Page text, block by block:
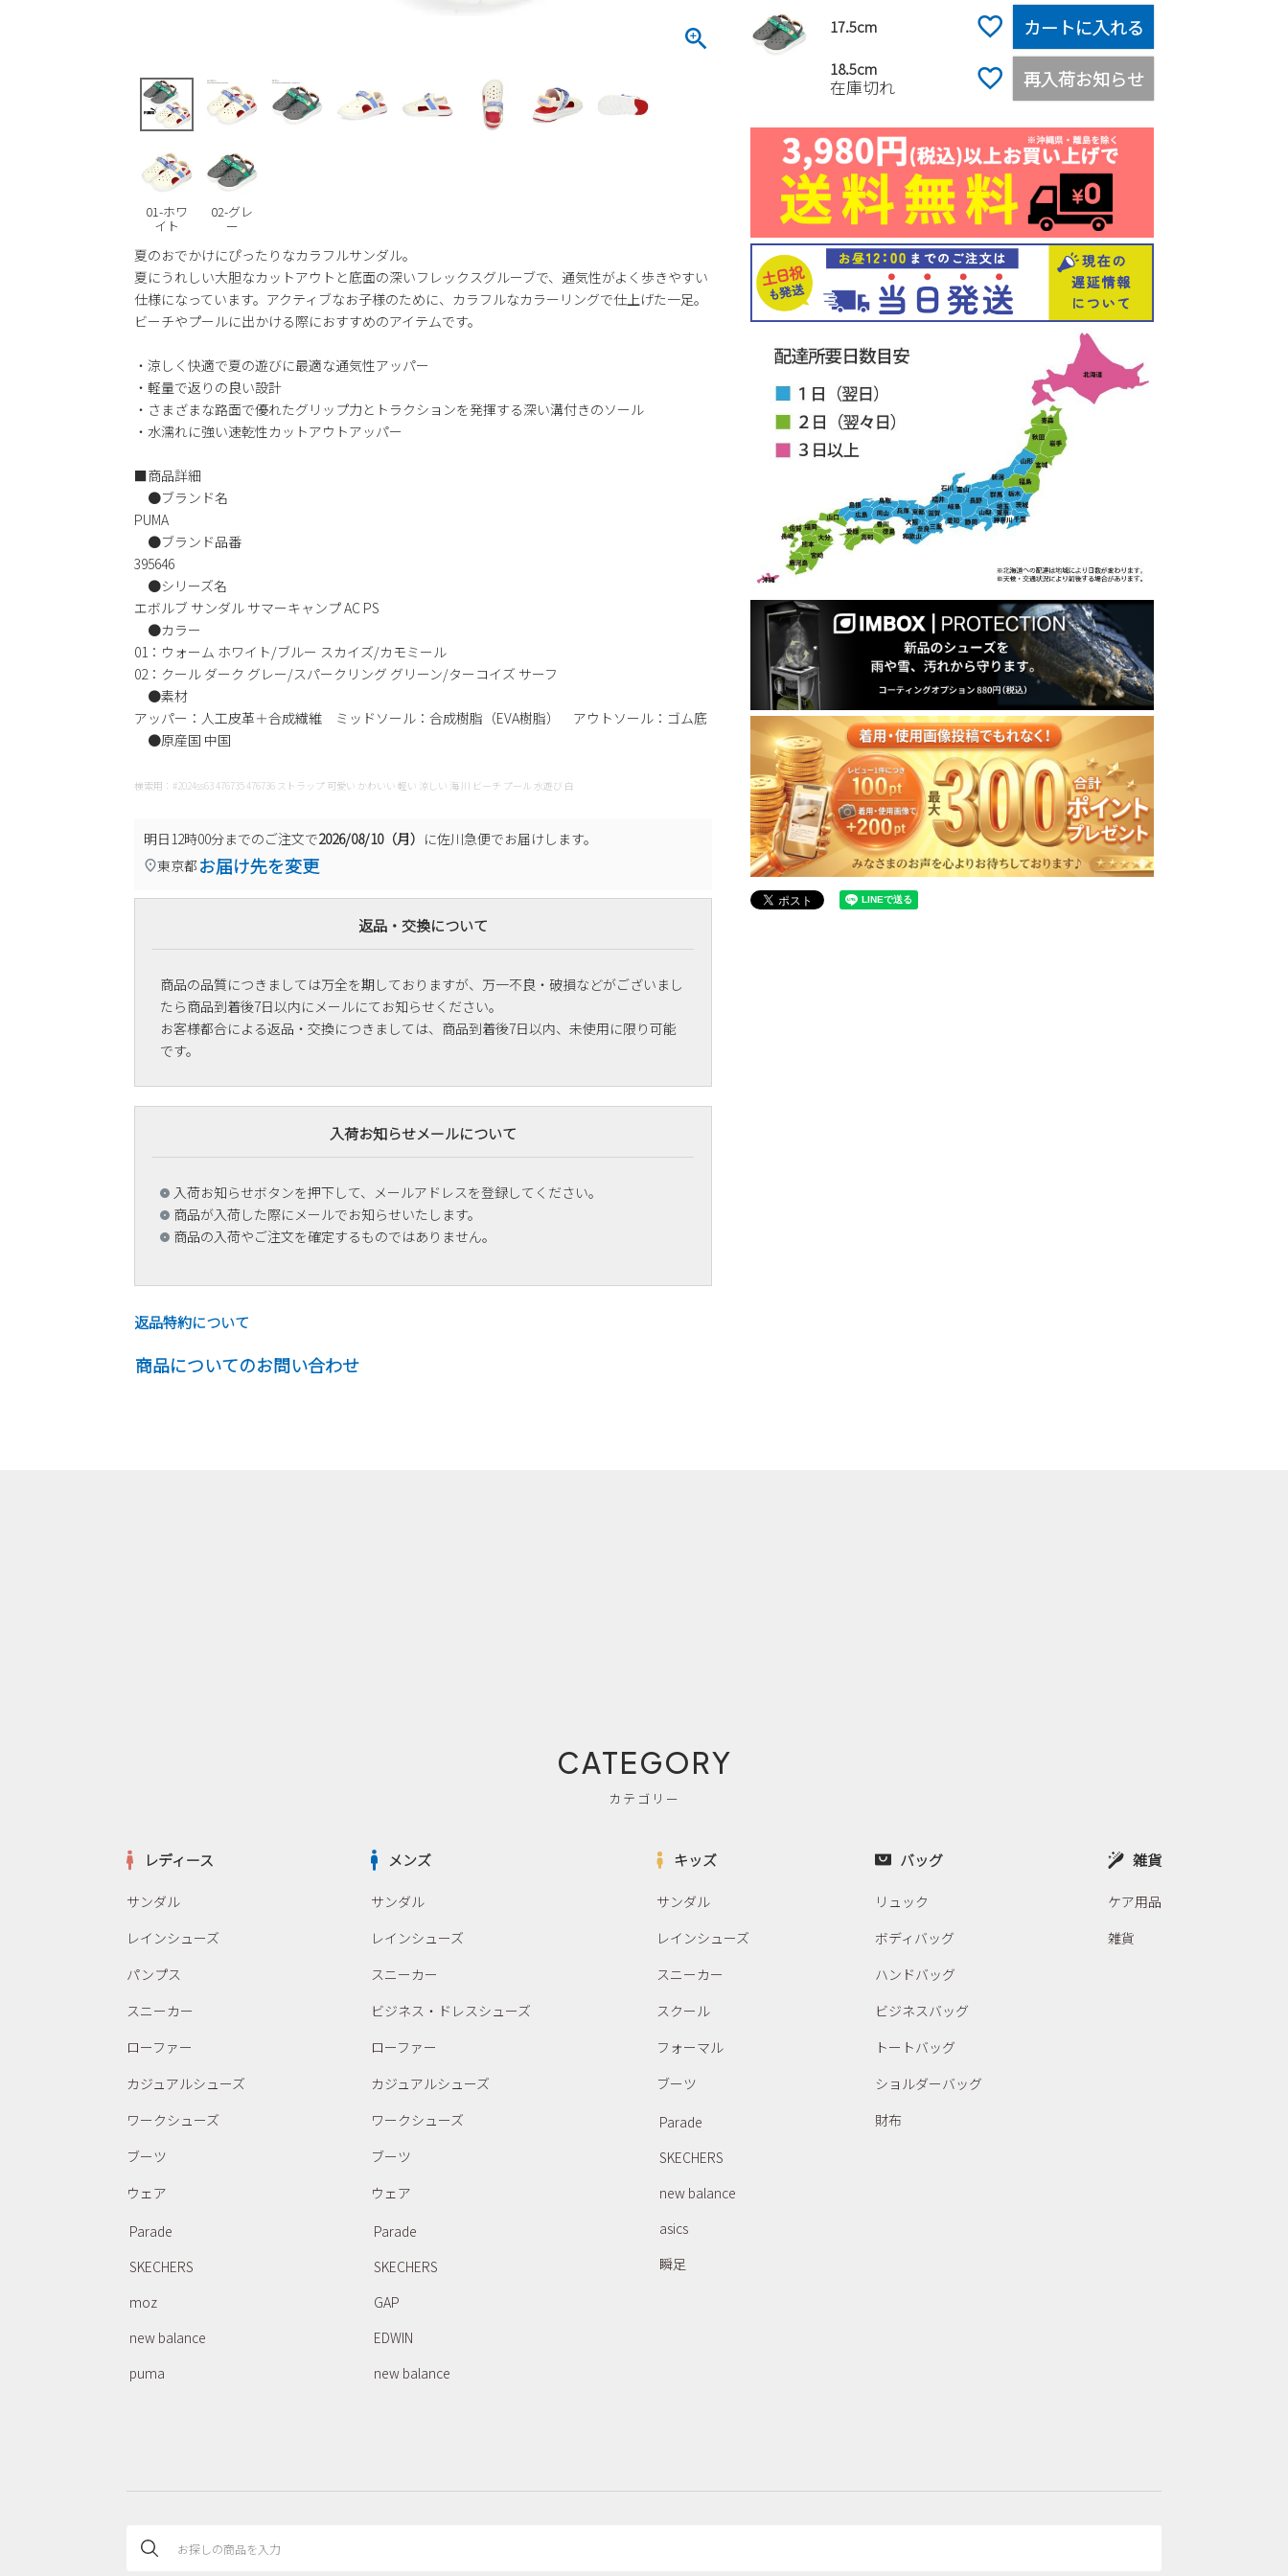
01-ホワ
イト
02-グレ
ー
夏のおでかけにぴったりなカラフルサンダル。
夏にうれしい大胆なカットアウトと底面の深いフレックスグルーブで、通気性がよく歩きやすい
仕様になっています。アクティブなお子様のために、カラフルなカラーリングで仕上げた一足。
ビーチやプールに出かける際におすすめのアイテムです。
・涼しく快適で夏の遊びに最適な通気性アッパー
・軽量で返りの良い設計
・さまざまな路面で優れたグリップ力とトラクションを発揮する深い溝付きのソール
・水濡れに強い速乾性カットアウトアッパー
■商品詳細
●ブランド名
PUMA
●ブランド品番
395646
●シリーズ名
エボルブ サンダル サマーキャンプ AC PS
●カラー
01：ウォーム ホワイト/ブルー スカイズ/カモミール
02：クール ダーク グレー/スパークリング グリーン/ターコイズ サーフ
●素材
アッパー：人工皮革＋合成繊維 ミッドソール：合成樹脂（EVA樹脂） アウトソール：ゴム底
●原産国 中国
検索用：#2024ss63 476735 476736 ストラップ 可愛い かわいい 軽い 涼しい 海 川 ビーチ プール 水遊び 白
明日12時00分までのご注文で2026/08/10（月） に佐川急便でお届けします。
東京都 お届け先を変更
返品・交換について
商品の品質につきましては万全を期しておりますが、万一不良・破損などがございまし
たら商品到着後7日以内にメールにてお知らせください。
お客様都合による返品・交換につきましては、商品到着後7日以内、未使用に限り可能
です。
入荷お知らせメールについて
入荷お知らせボタンを押下して、メールアドレスを登録してください。
商品が入荷した際にメールでお知らせいたします。
商品の入荷やご注文を確定するものではありません。
返品特約について
商品についてのお問い合わせ
17.5cm カートに入れる
18.5cm
在庫切れ 再入荷お知らせ
CATEGORY
カテゴリー
レディース
サンダル
レインシューズ
パンプス
スニーカー
ローファー
カジュアルシューズ
ワークシューズ
ブーツ
ウェア
Parade
SKECHERS
moz
new balance
puma
メンズ
サンダル
レインシューズ
スニーカー
ビジネス・ドレスシューズ
ローファー
カジュアルシューズ
ワークシューズ
ブーツ
ウェア
Parade
SKECHERS
GAP
EDWIN
new balance
キッズ
サンダル
レインシューズ
スニーカー
スクール
フォーマル
ブーツ
Parade
SKECHERS
new balance
asics
瞬足
バッグ
リュック
ボディバッグ
ハンドバッグ
ビジネスバッグ
トートバッグ
ショルダーバッグ
財布
雑貨
ケア用品
雑貨